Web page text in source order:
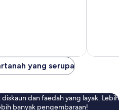
yang serupa
dan faedah yang layak. Lebih
banyak pengembaraan!